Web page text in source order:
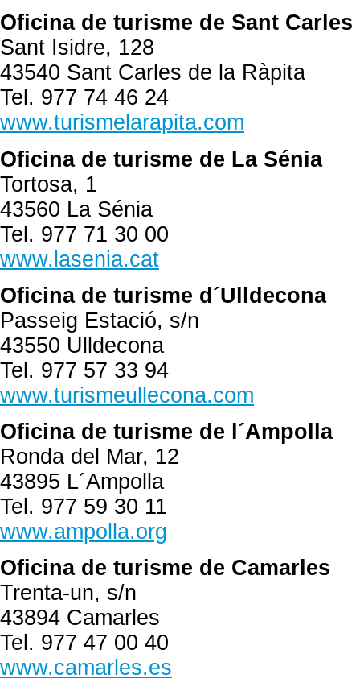
Oficina de turisme de Sant Carles
Sant Isidre, 128
43540 Sant Carles de la Ràpita
Tel. 977 74 46 24
www.turismelarapita.com
Oficina de turisme de La Sénia
Tortosa, 1
43560 La Sénia
Tel. 977 71 30 00
www.lasenia.cat
Oficina de turisme d´Ulldecona
Passeig Estació, s/n
43550 Ulldecona
Tel. 977 57 33 94
www.turismeullecona.com
Oficina de turisme de l´Ampolla
Ronda del Mar, 12
43895 L´Ampolla
Tel. 977 59 30 11
www.ampolla.org
Oficina de turisme de Camarles
Trenta-un, s/n
43894 Camarles
Tel. 977 47 00 40
www.camarles.es